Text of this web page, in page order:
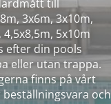
till
3x6m, 3x10m,
5x10m
efter din pools
eller utan trappa.
finns på vårt
beställningsvara och